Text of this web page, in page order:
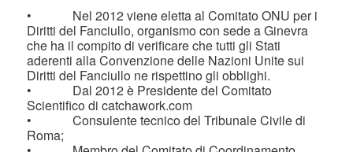
• Nel 2012 viene eletta al Comitato ONU per i
Diritti del Fanciullo, organismo con sede a Ginevra
che ha il compito di verificare che tutti gli Stati
aderenti alla Convenzione delle Nazioni Unite sui
Diritti del Fanciullo ne rispettino gli obblighi.
• Dal 2012 è Presidente del Comitato
Scientifico di catchawork.com
• Consulente tecnico del Tribunale Civile di
Roma;